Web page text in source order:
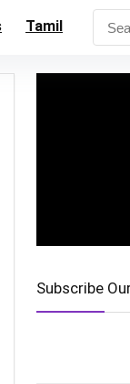
Tamil
Subscribe